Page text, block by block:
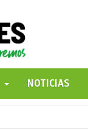
NOTICIAS